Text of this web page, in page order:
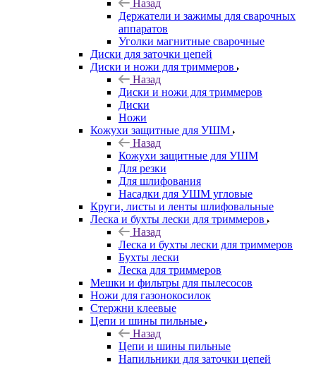
Назад
Держатели и зажимы для сварочных
аппаратов
Уголки магнитные сварочные
Диски для заточки цепей
Диски и ножи для триммеров
Назад
Диски и ножи для триммеров
Диски
Ножи
Кожухи защитные для УШМ
Назад
Кожухи защитные для УШМ
Для резки
Для шлифования
Насадки для УШМ угловые
Круги, листы и ленты шлифовальные
Леска и бухты лески для триммеров
Назад
Леска и бухты лески для триммеров
Бухты лески
Леска для триммеров
Мешки и фильтры для пылесосов
Ножи для газонокосилок
Стержни клеевые
Цепи и шины пильные
Назад
Цепи и шины пильные
Напильники для заточки цепей